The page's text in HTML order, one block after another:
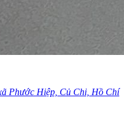
Phước Hiệp, Củ Chi, Hồ Chí